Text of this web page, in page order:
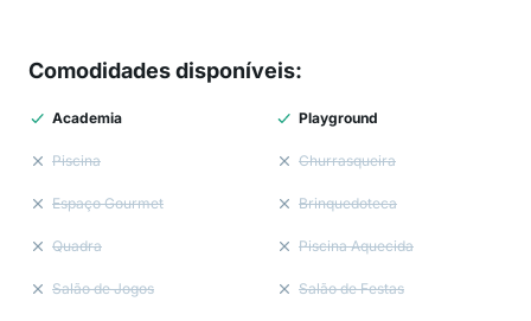
Comodidades disponíveis:
Academia Playground
Piscina Churrasqueira
Espaço Gourmet Brinquedoteca
Quadra Piscina Aquecida
Salão de Jogos Salão de Festas